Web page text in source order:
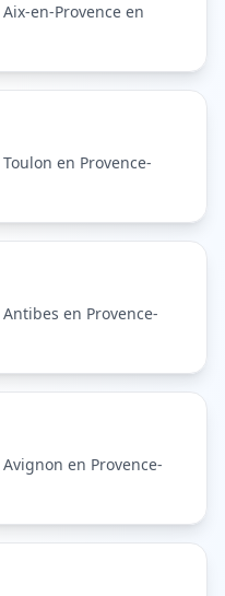
Aix-en-Provence en
Toulon en Provence-
Antibes en Provence-
Avignon en Provence-